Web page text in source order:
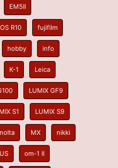
EM5II
R10 fujifilm
hobby info
K-1 Leica
LUMIX GF9
S1 LUMIX S9
MX nikki
om-1 II